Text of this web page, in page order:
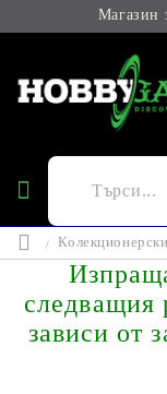
Магазин
следващия
зависи от